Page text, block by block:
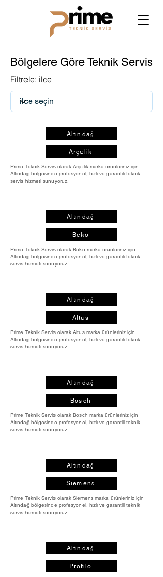
Bölgelere Göre Teknik Servis
Filtrele: ilce
Altındağ
Arçelik
Prime Teknik Servis olarak Arçelik marka ürünleriniz için
Altındağ bölgesinde profesyonel, hızlı ve garantili teknik
servis hizmeti sunuyoruz.
Altındağ
Beko
Prime Teknik Servis olarak Beko marka ürünleriniz için
Altındağ bölgesinde profesyonel, hızlı ve garantili teknik
servis hizmeti sunuyoruz.
Altındağ
Altus
Prime Teknik Servis olarak Altus marka ürünleriniz için
Altındağ bölgesinde profesyonel, hızlı ve garantili teknik
servis hizmeti sunuyoruz.
Altındağ
Bosch
Prime Teknik Servis olarak Bosch marka ürünleriniz için
Altındağ bölgesinde profesyonel, hızlı ve garantili teknik
servis hizmeti sunuyoruz.
Altındağ
Siemens
Prime Teknik Servis olarak Siemens marka ürünleriniz için
Altındağ bölgesinde profesyonel, hızlı ve garantili teknik
servis hizmeti sunuyoruz.
Altındağ
Profilo